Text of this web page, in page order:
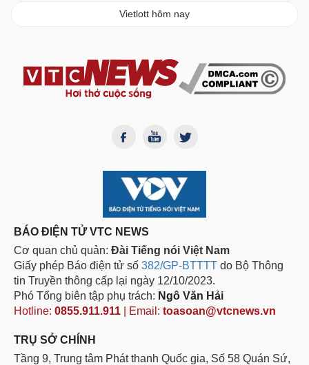
Vietlott hôm nay
BÁO ĐIỆN TỬ VTC NEWS
Cơ quan chủ quản: Đài Tiếng nói Việt Nam
Giấy phép Báo điện tử số 382/GP-BTTTT do Bộ Thông
tin Truyền thông cấp lại ngày 12/10/2023.
Phó Tổng biên tập phụ trách: Ngô Văn Hải
Hotline: 0855.911.911 | Email: toasoan@vtcnews.vn
TRỤ SỞ CHÍNH
Tầng 9, Trung tâm Phát thanh Quốc gia, Số 58 Quán Sứ,